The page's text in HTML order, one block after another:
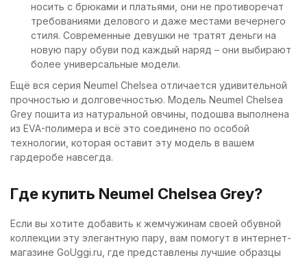
носить с брюками и платьями, они не противоречат
требованиями делового и даже местами вечернего
стиля. Современные девушки не тратят деньги на
новую пару обуви под каждый наряд – они выбирают
более универсальные модели.
Ещё вся серия Neumel Chelsea отличается удивительной
прочностью и долговечностью. Модель Neumel Chelsea
Grey пошита из натуральной овчины, подошва выполнена
из EVA-полимера и всё это соединено по особой
технологии, которая оставит эту модель в вашем
гардеробе навсегда.
Где купить Neumel Chelsea Grey?
Если вы хотите добавить к жемчужинам своей обувной
коллекции эту элегантную пару, вам помогут в интернет-
магазине GoUggi.ru, где представлены лучшие образцы